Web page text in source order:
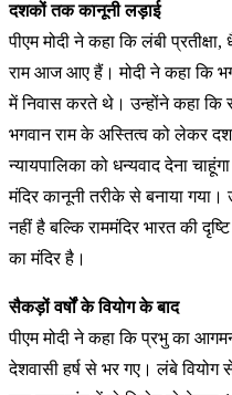
दशकों तक कानूनी लड़ाई
पीएम मोदी ने कहा कि लंबी
राम आज आए हैं। मोदी ने कहा कि
में निवास करते थे। उन्होंने कहा कि
भगवान राम के अस्तित्व को लेकर
न्यायपालिका को धन्यवाद देना
मंदिर कानूनी तरीके से बनाया गया।
नहीं है बल्कि राममंदिर भारत की
का मंदिर है।
सैकड़ों वर्षों के वियोग के बाद
पीएम मोदी ने कहा कि प्रभु का
देशवासी हर्ष से भर गए। लंबे वियोग